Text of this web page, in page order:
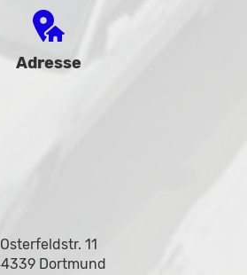
Adresse
Osterfeldstr. 11
Dortmund